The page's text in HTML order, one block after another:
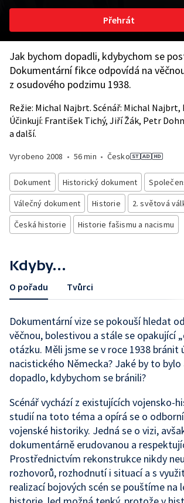
Přehrát
Jak bychom dopadli, kdybychom se
Dokumentární fikce odpovídá na
z osudového podzimu 1938.
Režie: Michal Najbrt. Scénář: Michal Najbrt,
Účinkují: František Tichý, Jiří Žák, Petr
a další.
Vyrobeno 2008 • 56 min • Česko
Dokument Historický dokument
Válečný dokument
Historie
2. světová
Česká historie
Historie fašismu a nacismu
Kdyby...
O pořadu Tvůrci
Dokumentární vize se pokouší hledat
věčnou, bolestivou a stále se opakující
otázku. Měli jsme se v roce 1938 bránit
nacistického Německa? Jaké by to
dopadlo, kdybychom se bránili?
Scénář vychází z existujících vojensko-
studií na toto téma a opírá se o
vojenské historiky. Jedná se o vizi,
dokumentárně erudovanou a
Prostřednictvím rekonstrukce nikdy
rozhovorů, rozhodnutí i situací a s
realizací bojových scén se pouštíme na